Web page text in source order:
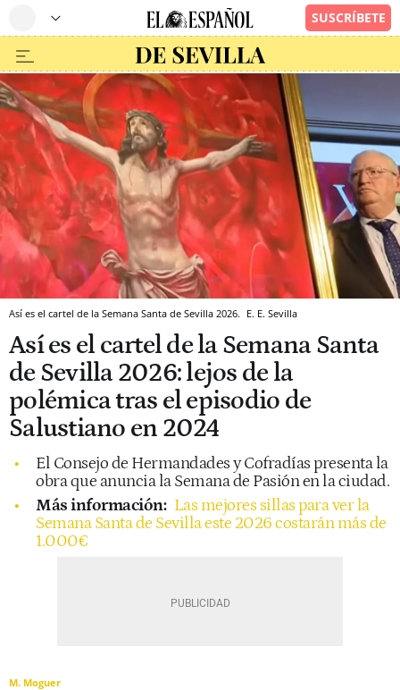
Así es el cartel de la Semana Santa de Sevilla 2026. E. E. Sevilla
Así es el cartel de la Semana Santa
de Sevilla 2026: lejos de la
polémica tras el episodio de
Salustiano en 2024
El Consejo de Hermandades y Cofradías presenta la
obra que anuncia la Semana de Pasión en la ciudad.
Más información: Las mejores sillas para ver la
Semana Santa de Sevilla este 2026 costarán más de
1.000€
M. Moguer